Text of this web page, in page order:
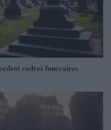
cadres funéraires